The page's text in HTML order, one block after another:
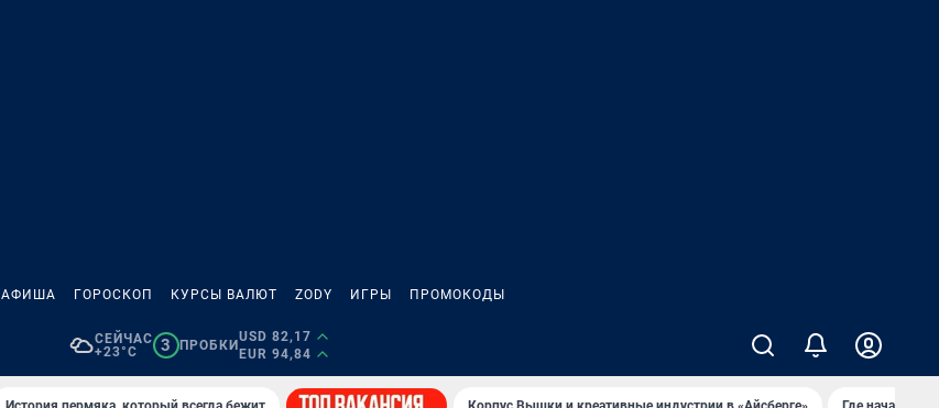
АФИША ГОРОСКОП КУРСЫ ВАЛЮТ ZODY ИГРЫ ПРОМОКОДЫ
СЕЙЧАС
+23°C
3 ПРОБКИ
USD 82,17
EUR 94,84